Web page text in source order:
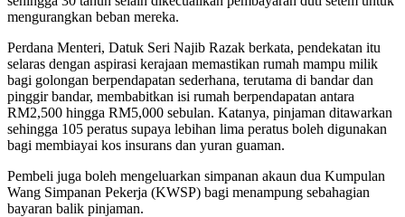
mengurangkan beban mereka.
Perdana Menteri, Datuk Seri Najib Razak berkata, pendekatan itu
selaras dengan aspirasi kerajaan memastikan rumah mampu milik
bagi golongan berpendapatan sederhana, terutama di bandar dan
pinggir bandar, membabitkan isi rumah berpendapatan antara
RM2,500 hingga RM5,000 sebulan. Katanya, pinjaman ditawarkan
sehingga 105 peratus supaya lebihan lima peratus boleh digunakan
bagi membiayai kos insurans dan yuran guaman.
Pembeli juga boleh mengeluarkan simpanan akaun dua Kumpulan
Wang Simpanan Pekerja (KWSP) bagi menampung sebahagian
bayaran balik pinjaman.